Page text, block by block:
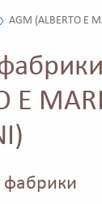
AGM (ALBERTO E
E
фабрики